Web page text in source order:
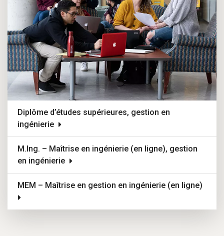
Diplôme d’études supérieures, gestion en
ingénierie
M.Ing. – Maîtrise en ingénierie (en ligne), gestion
en ingénierie
MEM – Maîtrise en gestion en ingénierie (en ligne)